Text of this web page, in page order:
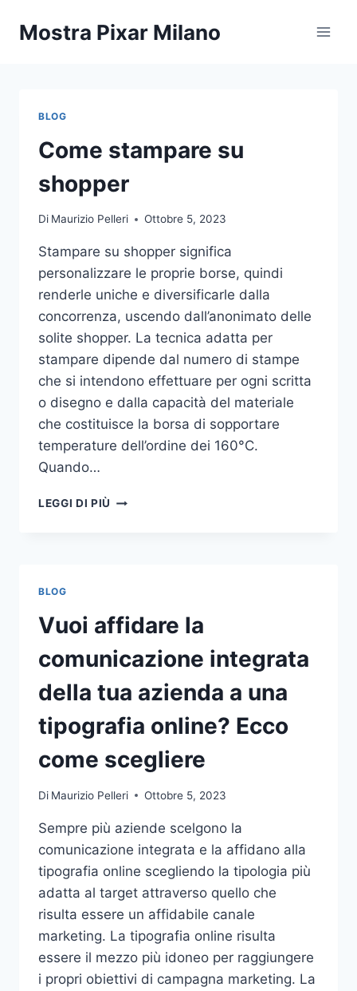
Mostra Pixar Milano
BLOG
Come stampare su
shopper
Di Maurizio Pelleri Ottobre 5, 2023
Stampare su shopper significa
personalizzare le proprie borse, quindi
renderle uniche e diversificarle dalla
concorrenza, uscendo dall’anonimato delle
solite shopper. La tecnica adatta per
stampare dipende dal numero di stampe
che si intendono effettuare per ogni scritta
o disegno e dalla capacità del materiale
che costituisce la borsa di sopportare
temperature dell’ordine dei 160°C.
Quando…
LEGGI DI PIÙ COME
BLOG
Vuoi affidare la
comunicazione integrata
della tua azienda a una
tipografia online? Ecco
come scegliere
Di Maurizio Pelleri Ottobre 5, 2023
Sempre più aziende scelgono la
comunicazione integrata e la affidano alla
tipografia online scegliendo la tipologia più
adatta al target attraverso quello che
risulta essere un affidabile canale
marketing. La tipografia online risulta
essere il mezzo più idoneo per raggiungere
i propri obiettivi di campagna marketing. La